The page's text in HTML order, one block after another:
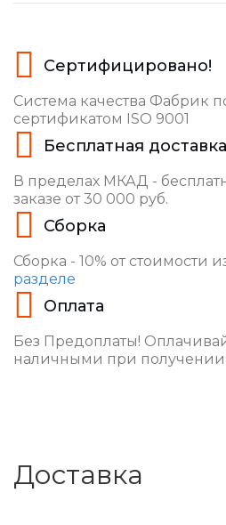
Сертифицировано!
Система качества Фабрик
сертификатом ISO 9001
Бесплатная доставка
В пределах МКАД -
заказе от 30 000 руб.
Сборка
Сборка - 10% от стоимости
разделе
Оплата
Без Предоплаты!
наличными при получении
Доставка